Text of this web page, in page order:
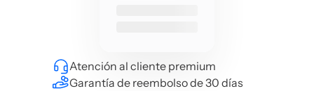
Atención al cliente premium
Garantía de reembolso de 30 días